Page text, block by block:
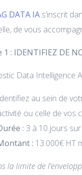
DATA IA s’inscrit
de vous
1 : IDENTIFIEZ DE
Data Intelligence
au sein de
ou celle de vos
: 3 à 10 jours
: 13.000€ HT
la limite de